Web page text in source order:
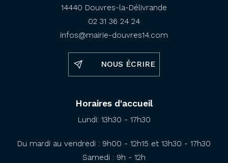
14440 Douvres-la-Délivrande
02 31 36 24 24
infos@mairie-douvres14.com
NOUS ÉCRIRE
Horaires d'accueil
Lundi: 13h30 - 17h30
Du mardi au vendredi : 9h00 - 12h15 et 13h30 - 17h30
Samedi : 9h - 12h